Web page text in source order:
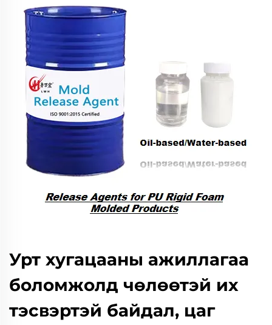
Урт хугацааны ажиллагаа
боломжолд чөлөөтэй их
тэсвэртэй байдал, цаг